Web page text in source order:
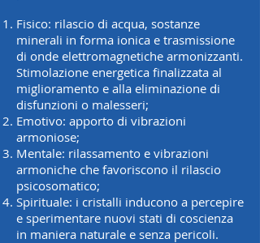
Fisico: rilascio di acqua, sostanze
minerali in forma ionica e trasmissione
di onde elettromagnetiche armonizzanti.
Stimolazione energetica finalizzata al
miglioramento e alla eliminazione di
disfunzioni o malesseri;
Emotivo: apporto di vibrazioni
armoniose;
Mentale: rilassamento e vibrazioni
armoniche che favoriscono il rilascio
psicosomatico;
Spirituale: i cristalli inducono a percepire
e sperimentare nuovi stati di coscienza
in maniera naturale e senza pericoli.